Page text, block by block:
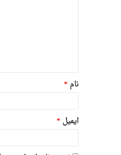
*
نام *
ایمیل *